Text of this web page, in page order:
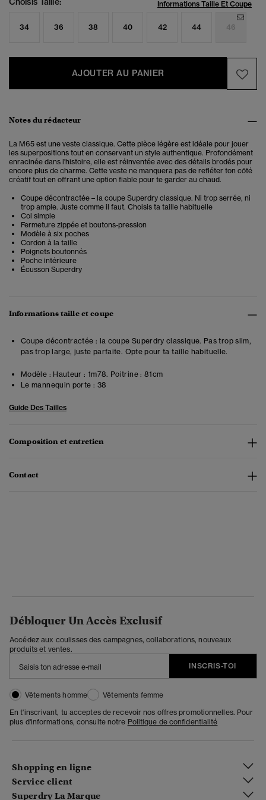
Informations Taille Et Coupe
34 36 38 40 42 44 46
AJOUTER AU PANIER
Notes du rédacteur
La M65 est une veste classique. Cette pièce légère est idéale pour jouer
les superpositions tout en conservant un style authentique. Profondément
enracinée dans l'histoire, elle est réinventée avec des détails brodés pour
encore plus de charme. Cette veste ne manquera pas de refléter ton côté
créatif tout en offrant une option fiable pour te garder au chaud.
Coupe décontractée – la coupe Superdry classique. Ni trop serrée, ni
trop ample. Juste comme il faut. Choisis ta taille habituelle
Col simple
Fermeture zippée et boutons-pression
Modèle à six poches
Cordon à la taille
Poignets boutonnés
Poche intérieure
Écusson Superdry
Informations taille et coupe
Coupe décontractée : la coupe Superdry classique. Pas trop slim,
pas trop large, juste parfaite. Opte pour ta taille habituelle.
Modèle : Hauteur : 1m78. Poitrine : 81cm
Le mannequin porte : 38
Guide Des Tailles
Composition et entretien
Contact
Débloquer Un Accès Exclusif
Accédez aux coulisses des campagnes, collaborations, nouveaux
produits et ventes.
INSCRIS-TOI
Vêtements homme
Vêtements femme
En t'inscrivant, tu acceptes de recevoir nos offres promotionnelles. Pour
plus d'informations, consulte notre Politique de confidentialité
Shopping en ligne
Service client
Superdry La Marque